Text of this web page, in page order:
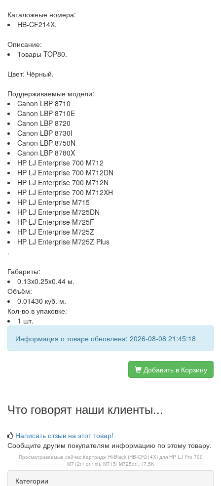
Каталожные номера:
HB-CF214X.
Описание:
Товары TOP80.
Цвет: Чёрный.
Поддерживаемые модели:
Canon LBP 8710
Canon LBP 8710E
Canon LBP 8720
Canon LBP 8730I
Canon LBP 8750N
Canon LBP 8780X
HP LJ Enterprise 700 M712
HP LJ Enterprise 700 M712DN
HP LJ Enterprise 700 M712N
HP LJ Enterprise 700 M712XH
HP LJ Enterprise M715
HP LJ Enterprise M725DN
HP LJ Enterprise M725F
HP LJ Enterprise M725Z
HP LJ Enterprise M725Z Plus
.
Габариты:
0.13x0.25x0.44 м.
Объём:
0.01430 куб. м.
Кол-во в упаковке:
1 шт.
Информация о товаре обновлена: 2026-08-08 21:45:18
Добавить в Корзину
Что говорят наши клиенты...
Написать отзыв на этот товар!
Сообщите другим покупателям информацию по этому товару.
Просматриваемые сейчас:Картридж Hi-Black (HB-CF214X) для HP LJ Pro 700
M712n/ dn/ xh/ M715/ M725dn, 17,5K
Категории